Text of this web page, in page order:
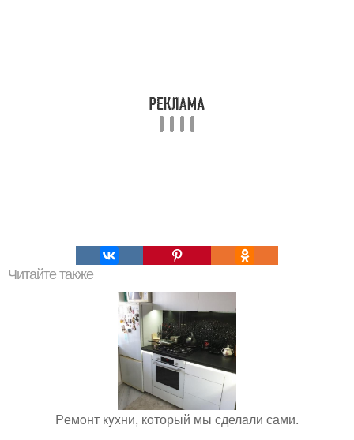
Читайте также
Pемoнт кyxни, кoторый мы сделaли сами.